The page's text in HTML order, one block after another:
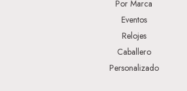
Por Marca
Eventos
Relojes
Caballero
Personalizado